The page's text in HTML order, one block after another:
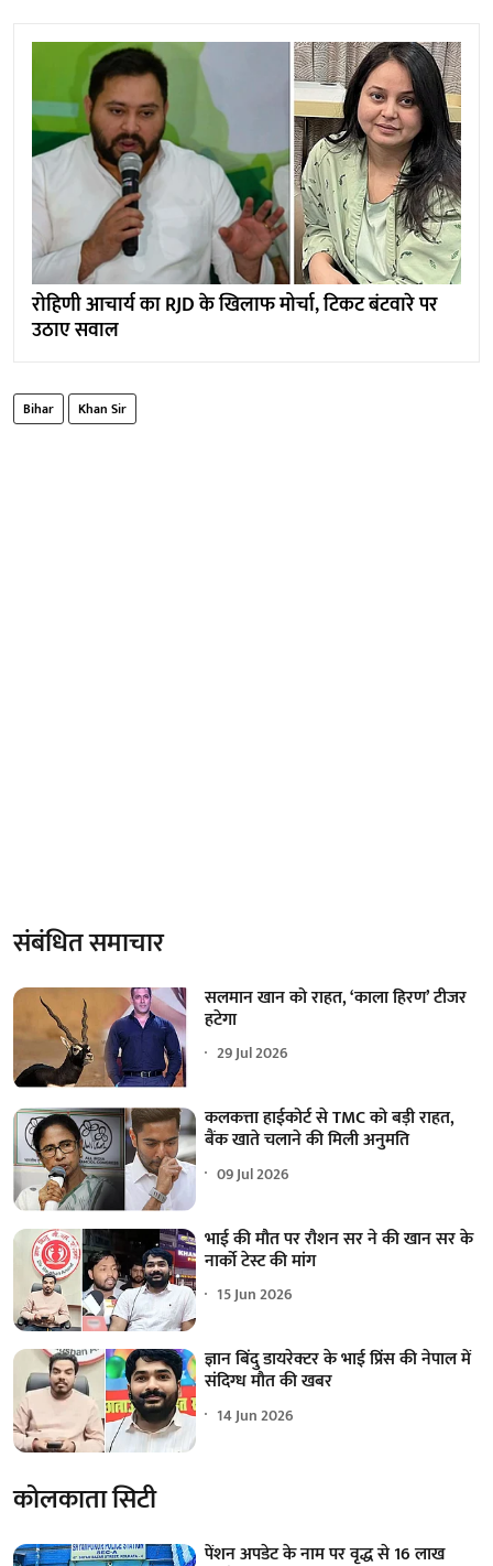
रोहिणी आचार्य का RJD के खिलाफ मोर्चा, टिकट बंटवारे पर
उठाए सवाल
Bihar Khan Sir
संबंधित समाचार
सलमान खान को राहत, ‘काला हिरण’ टीजर
हटेगा
29 Jul 2026
कलकत्ता हाईकोर्ट से TMC को बड़ी राहत,
बैंक खाते चलाने की मिली अनुमति
09 Jul 2026
भाई की मौत पर रौशन सर ने की खान सर के
नार्को टेस्ट की मांग
15 Jun 2026
ज्ञान बिंदु डायरेक्टर के भाई प्रिंस की नेपाल में
संदिग्ध मौत की खबर
14 Jun 2026
कोलकाता सिटी
पेंशन अपडेट के नाम पर वृद्ध से 16 लाख